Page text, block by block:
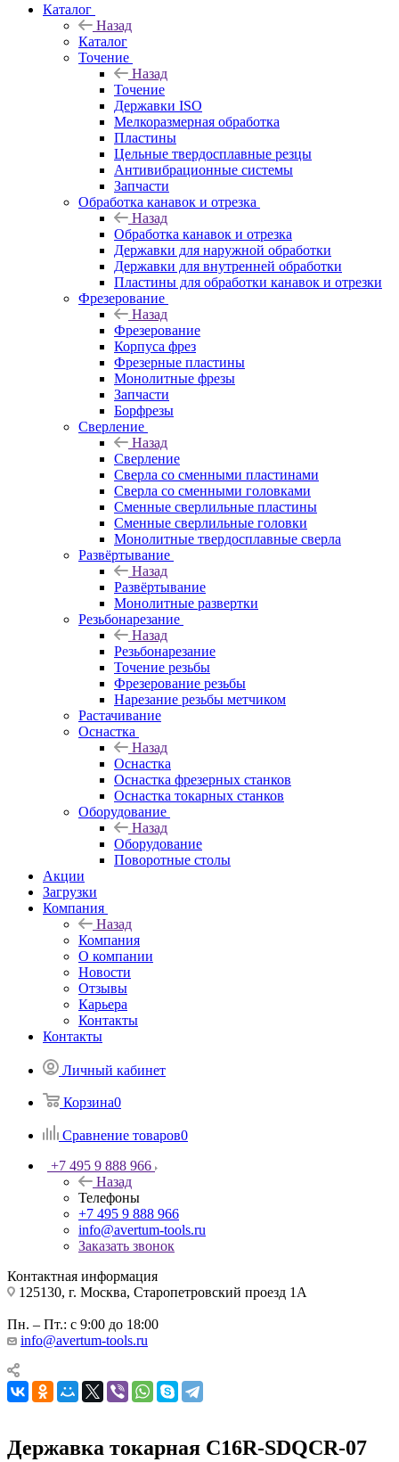
Каталог
Назад
Каталог
Точение
Назад
Точение
Державки ISO
Мелкоразмерная обработка
Пластины
Цельные твердосплавные резцы
Антивибрационные системы
Запчасти
Обработка канавок и отрезка
Назад
Обработка канавок и отрезка
Державки для наружной обработки
Державки для внутренней обработки
Пластины для обработки канавок и отрезки
Фрезерование
Назад
Фрезерование
Корпуса фрез
Фрезерные пластины
Монолитные фрезы
Запчасти
Борфрезы
Сверление
Назад
Сверление
Сверла со сменными пластинами
Сверла со сменными головками
Сменные сверлильные пластины
Сменные сверлильные головки
Монолитные твердосплавные сверла
Развёртывание
Назад
Развёртывание
Монолитные развертки
Резьбонарезание
Назад
Резьбонарезание
Точение резьбы
Фрезерование резьбы
Нарезание резьбы метчиком
Растачивание
Оснастка
Назад
Оснастка
Оснастка фрезерных станков
Оснастка токарных станков
Оборудование
Назад
Оборудование
Поворотные столы
Акции
Загрузки
Компания
Назад
Компания
О компании
Новости
Отзывы
Карьера
Контакты
Контакты
Личный кабинет
Корзина0
Сравнение товаров0
+7 495 9 888 966
Назад
Телефоны
+7 495 9 888 966
info@avertum-tools.ru
Заказать звонок
Контактная информация
125130, г. Москва, Старопетровский проезд 1А
Пн. – Пт.: с 9:00 до 18:00
info@avertum-tools.ru
Державка токарная C16R-SDQCR-07